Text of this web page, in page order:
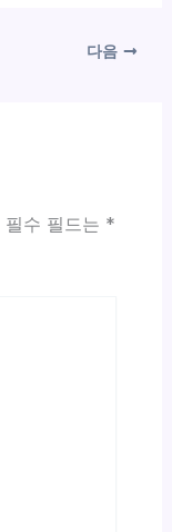
다음
필수 필드는 *